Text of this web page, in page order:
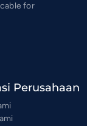
for
Perusahaan